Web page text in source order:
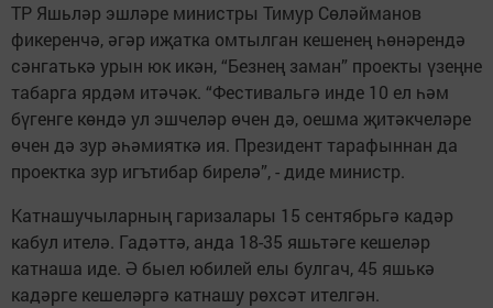
ТР Яшьләр эшләре министры Тимур Сөләйманов
фикеренчә, әгәр иҗатка омтылган кешенең һөнәрендә
сәнгатькә урын юк икән, “Безнең заман” проекты үзеңне
табарга ярдәм итәчәк. “Фестивальгә инде 10 ел һәм
бүгенге көндә ул эшчеләр өчен дә, оешма җитәкчеләре
өчен дә зур әһәмияткә ия. Президент тарафыннан да
проектка зур игътибар бирелә”, - диде министр.
Катнашучыларның гаризалары 15 сентябрьгә кадәр
кабул ителә. Гадәттә, анда 18-35 яшьтәге кешеләр
катнаша иде. Ә быел юбилей елы булгач, 45 яшькә
кадәрге кешеләргә катнашу рөхсәт ителгән.